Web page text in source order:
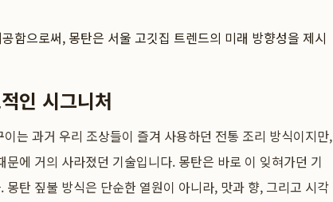
함으로써, 몽탄은 서울 고깃집 트렌드의 미래 방향성을 제시
인 시그니처
는 과거 우리 조상들이 즐겨 사용하던 전통 조리 방식이지만,
에 거의 사라졌던 기술입니다. 몽탄은 바로 이 잊혀가던 기
탄 짚불 방식은 단순한 열원이 아니라, 맛과 향, 그리고 시각